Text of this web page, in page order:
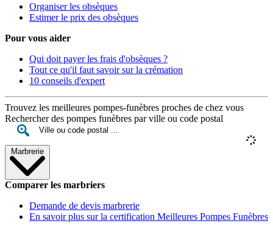
Organiser les obsèques
Estimer le prix des obsèques
Pour vous aider
Qui doit payer les frais d'obsèques ?
Tout ce qu'il faut savoir sur la crémation
10 conseils d'expert
Trouvez les meilleures pompes-funèbres proches de chez vous
Rechercher des pompes funèbres par ville ou code postal
Marbrerie
Comparer les marbriers
Demande de devis marbrerie
En savoir plus sur la certification Meilleures Pompes Funèbres